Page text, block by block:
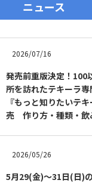
ニュース
2026/07/16
発売前重版決定！100
所を訪れたテキーラ
『もっと知りたいテ
売 作り方・種類・飲
2026/05/26
5月29(金)～31日(日)